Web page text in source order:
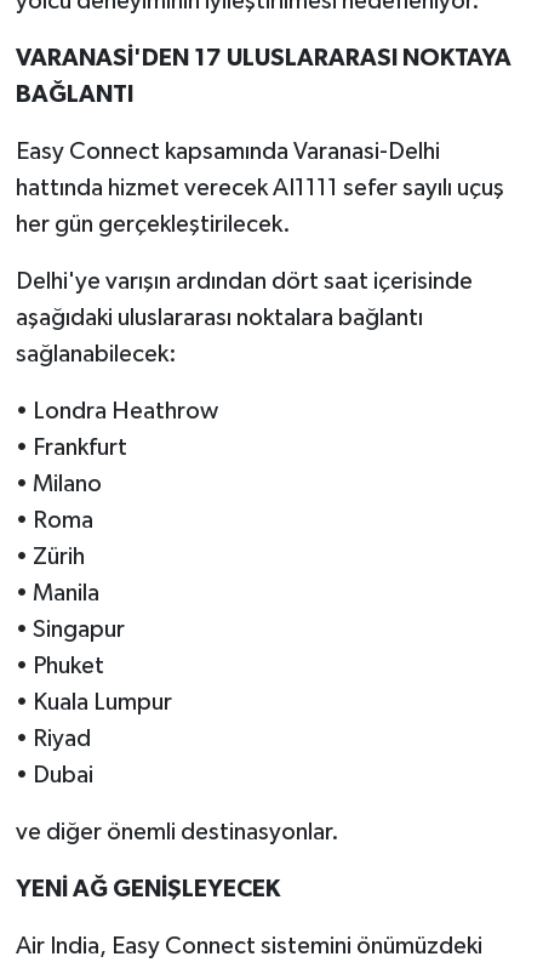
VARANASİ'DEN 17 ULUSLARARASI NOKTAYA
BAĞLANTI
Easy Connect kapsamında Varanasi-Delhi
hattında hizmet verecek AI1111 sefer sayılı uçuş
her gün gerçekleştirilecek.
Delhi'ye varışın ardından dört saat içerisinde
aşağıdaki uluslararası noktalara bağlantı
sağlanabilecek:
• Londra Heathrow
• Frankfurt
• Milano
• Roma
• Zürih
• Manila
• Singapur
• Phuket
• Kuala Lumpur
• Riyad
• Dubai
ve diğer önemli destinasyonlar.
YENİ AĞ GENİŞLEYECEK
Air India, Easy Connect sistemini önümüzdeki